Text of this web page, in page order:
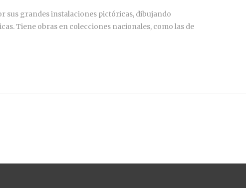
sus grandes instalaciones pictóricas, dibujando
Tiene obras en colecciones nacionales, como las de